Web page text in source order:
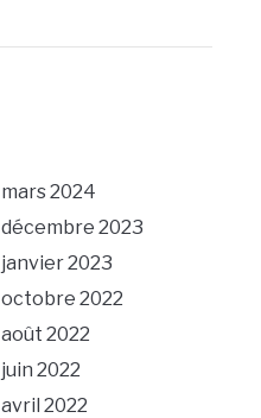
mars 2024
décembre 2023
janvier 2023
octobre 2022
août 2022
juin 2022
avril 2022